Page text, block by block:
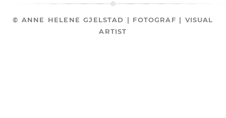
© ANNE HELENE GJELSTAD | FOTOGRAF | VISUAL
ARTIST